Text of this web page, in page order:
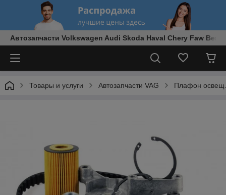
Автозапчасти Volkswagen Audi Skoda Haval Chery Faw
Товары и услуги Автозапчасти VAG Плафон освещ.